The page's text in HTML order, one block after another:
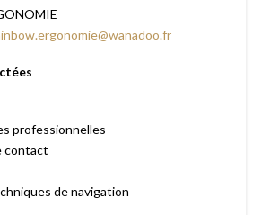
professionnelles
contact
de navigation